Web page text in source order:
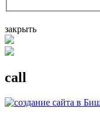
закрыть
call